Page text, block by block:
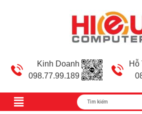
Kinh Doanh
098.77.99.189
Hỗ